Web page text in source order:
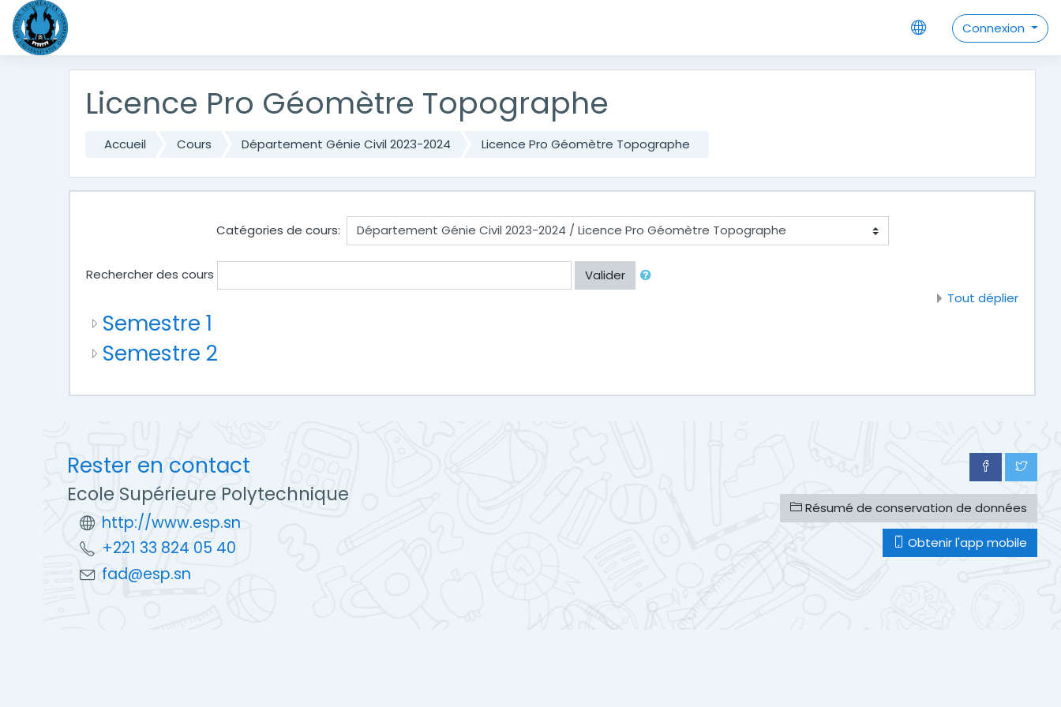
Connexion
Passer au contenu principal
Licence Pro Géomètre Topographe
Accueil Cours Département Génie Civil 2023-2024 Licence Pro Géomètre Topographe
Catégories de cours:
Rechercher des cours
Valider
Tout déplier
Semestre 1
Semestre 2
Rester en contact
Ecole Supérieure Polytechnique
http://www.esp.sn
+221 33 824 05 40
fad@esp.sn
Résumé de conservation de données
Obtenir l'app mobile